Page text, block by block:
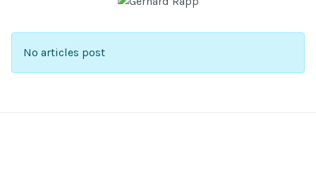
No articles post